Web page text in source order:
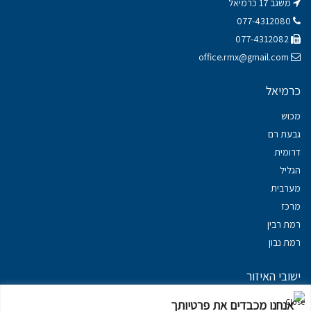
אנחנו מכבדים את פרטיותך
משגב 17 כרמיאל
office.rmx@gmail.com
כרמיאל
מכוש
גבעת רם
דרומית
הגליל
מערבית
מרכז
רמת רבין
רמת נבון
ישובי האיזור
נכסים במשגב